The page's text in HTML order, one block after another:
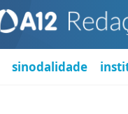
sinodalidade